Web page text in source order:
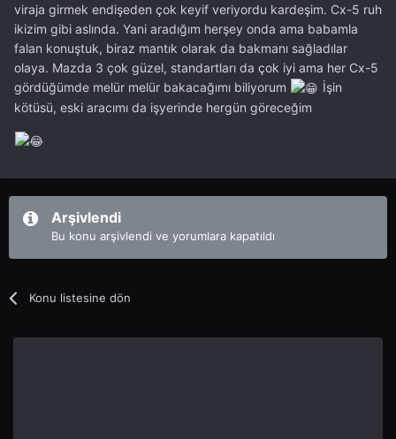
viraja girmek endişeden çok keyif veriyordu kardeşim. Cx-5 ruh
ikizim gibi aslında. Yani aradığım herşey onda ama babamla
falan konuştuk, biraz mantık olarak da bakmanı sağladılar
olaya. Mazda 3 çok güzel, standartları da çok iyi ama her Cx-5
gördüğümde melür melür bakacağımı biliyorum
İşin
kötüsü, eski aracımı da işyerinde hergün göreceğim
Arşivlendi
Bu konu arşivlendi ve yorumlara kapatıldı
Konu listesine dön